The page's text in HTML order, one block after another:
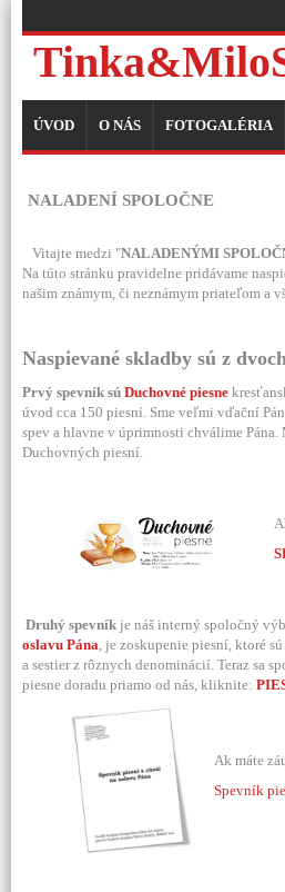
ÚVOD O NÁS FOTOGALÉRIA
NALADENÍ SPOLOČNE
Vitajte medzi "NALADENÝMI
Na túto stránku pravidelne pridávame
našim známym, či neznámym priateľom a
Naspievané skladby sú z
Prvý spevník sú Duchovné piesne
úvod cca 150 piesní. Sme veľmi vďační
spev a hlavne v úprimnosti chválime
Duchovných piesní.
Druhý spevník je náš interný spoločný
oslavu Pána, je zoskupenie piesní, ktoré
a sestier z rôznych denominácií. Teraz sa
piesne doradu priamo od nás, kliknite:
Ak máte
Spevník